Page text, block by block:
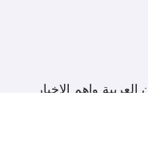
واهم الاخبار